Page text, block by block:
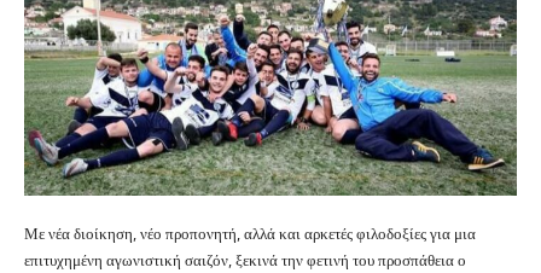
Με νέα διοίκηση, νέο προπονητή, αλλά και αρκετές φιλοδοξίες για μια
επιτυχημένη αγωνιστική σαιζόν, ξεκινά την φετινή του προσπάθεια ο